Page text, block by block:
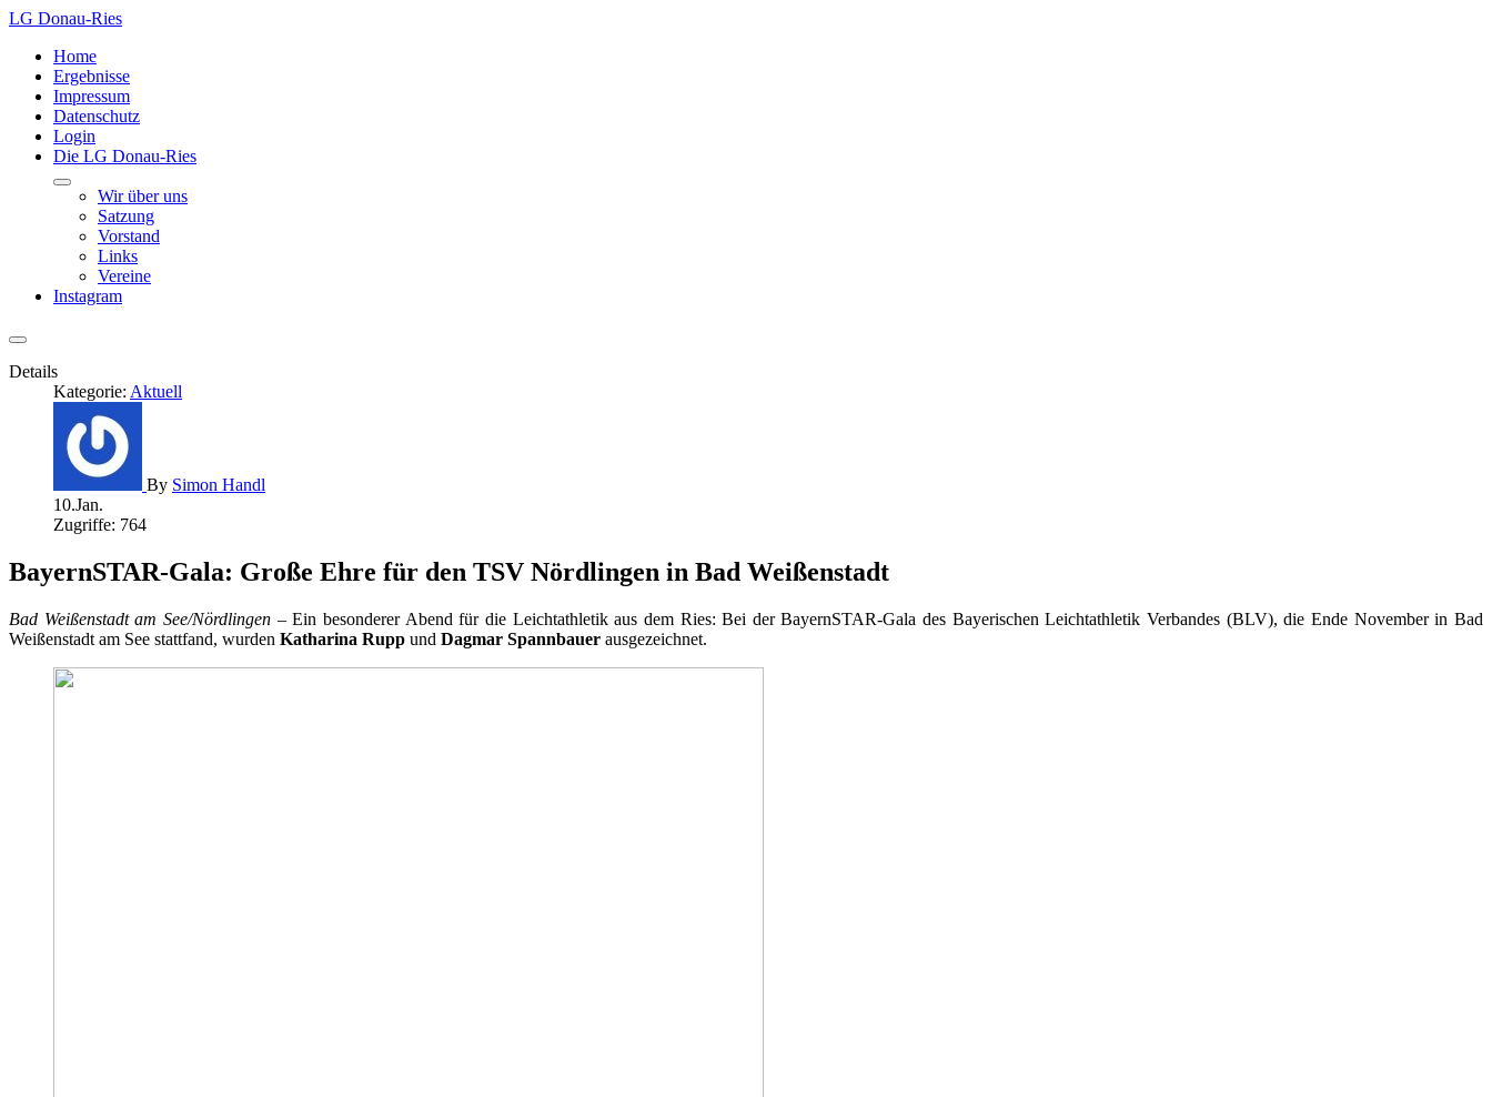
LG Donau-Ries
Home
Ergebnisse
Impressum
Datenschutz
Login
Die LG Donau-Ries
Wir über uns
Satzung
Vorstand
Links
Vereine
Instagram
Details
Kategorie: Aktuell
By Simon Handl
10.Jan.
Zugriffe: 764
BayernSTAR-Gala: Große Ehre für den TSV Nördlingen in Bad Weißenstadt
Bad Weißenstadt am See/Nördlingen– Ein besonderer Abend für die Leichtathletik aus dem Ries: Bei der BayernSTAR-Gala des Bayerischen Leichtathletik Verbandes (BLV), die Ende November in Bad
Weißenstadt am See stattfand, wurden Katharina Rupp und Dagmar Spannbauer ausgezeichnet.